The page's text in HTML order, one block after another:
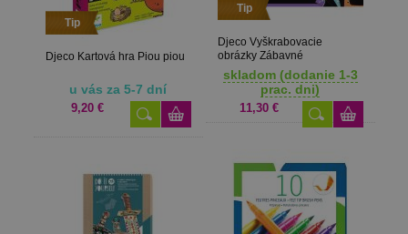
Tip
Djeco Kartová hra Piou piou
u vás za 5-7 dní
9,20 €
Tip
Djeco Vyškrabovacie
obrázky Zábavné
objavovanie 5 ks
skladom (dodanie 1-3
prac. dni)
11,30 €